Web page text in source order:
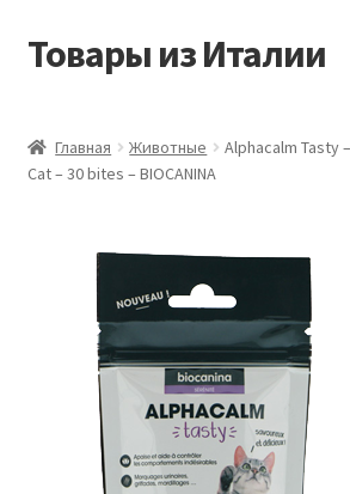
Перейти
Перейти
Товары из Италии
Виды доставки
Мой аккаунт
Главная Животные
Alphacalm Tasty
Cat – 30 bites – BIOCANINA